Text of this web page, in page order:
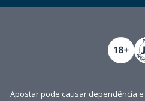
Apostar pode causar dependência